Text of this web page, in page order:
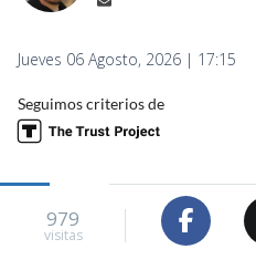
Jueves 06 Agosto, 2026 | 17:15
Seguimos criterios de
979
visitas